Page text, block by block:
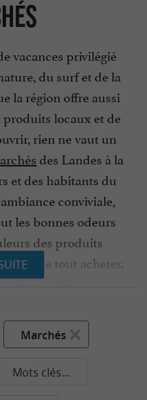
vacances privilégié
du surf et de la
la région offre aussi
locaux et de
rien ne vaut un
des Landes à la
et des habitants du
conviviale,
les bonnes odeurs
des produits
et de tout acheter.
sur les
, ou dans les
Marsan.
est bien sûr un
Marchés
Mots clés...